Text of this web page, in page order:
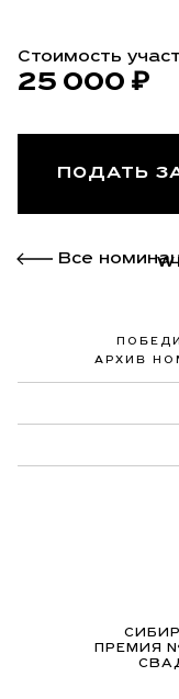
Стоимость
25 000 ₽
ПОДАТЬ
Все
АРХИВ
ПРЕМИЯ